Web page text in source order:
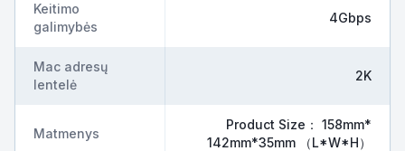
Keitimo
galimybės
4Gbps
Mac adresų
lentelė
2K
Matmenys
Product Size： 158mm*
142mm*35mm （L*W*H）